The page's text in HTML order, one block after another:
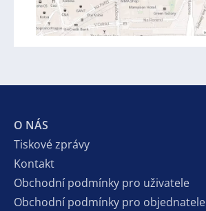
O NÁS
Tiskové zprávy
Kontakt
Obchodní podmínky pro uživatele
Obchodní podmínky pro objednatele